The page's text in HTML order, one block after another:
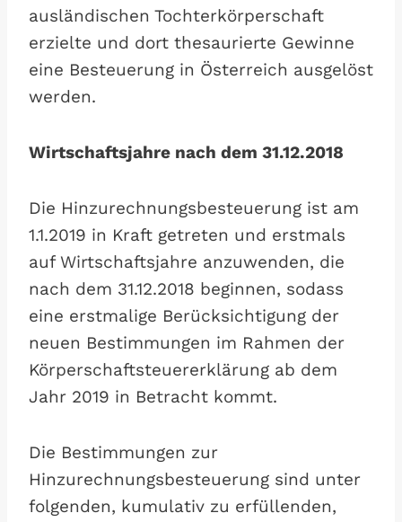
ausländischen Tochterkörperschaft
erzielte und dort thesaurierte Gewinne
eine Besteuerung in Österreich ausgelöst
werden.
Wirtschaftsjahre nach dem 31.12.2018
Die Hinzurechnungsbesteuerung ist am
1.1.2019 in Kraft getreten und erstmals
auf Wirtschaftsjahre anzuwenden, die
nach dem 31.12.2018 beginnen, sodass
eine erstmalige Berücksichtigung der
neuen Bestimmungen im Rahmen der
Körperschaftsteuererklärung ab dem
Jahr 2019 in Betracht kommt.
Die Bestimmungen zur
Hinzurechnungsbesteuerung sind unter
folgenden, kumulativ zu erfüllenden,